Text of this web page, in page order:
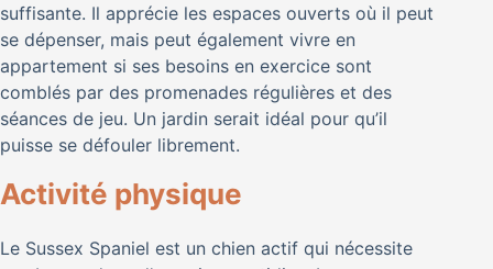
suffisante. Il apprécie les espaces ouverts où il peut
se dépenser, mais peut également vivre en
appartement si ses besoins en exercice sont
comblés par des promenades régulières et des
séances de jeu. Un jardin serait idéal pour qu’il
puisse se défouler librement.
Activité physique
Le Sussex Spaniel est un chien actif qui nécessite